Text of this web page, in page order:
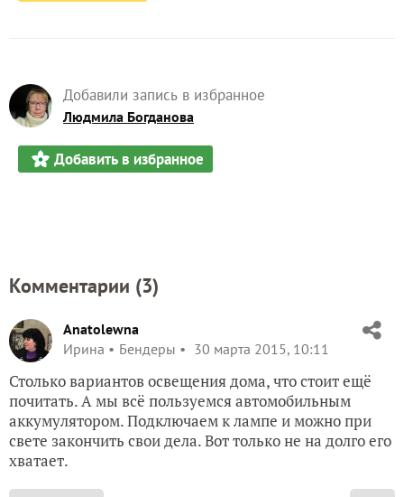
Добавили запись в избранное
Людмила Богданова
Добавить в избранное
Комментарии (3)
Anatolewna
Ирина
Бендеры 30 марта 2015, 10:11
Столько вариантов освещения дома, что стоит ещё
почитать. А мы всё пользуемся автомобильным
аккумулятором. Подключаем к лампе и можно при
свете закончить свои дела. Вот только не на долго его
хватает.